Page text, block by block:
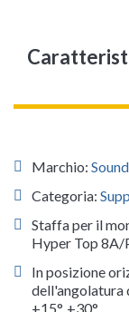
Marchio:
Categoria:
Staffa per il
Hyper Top 8A/
In posizione
dell'angolatura
+15°, +30°